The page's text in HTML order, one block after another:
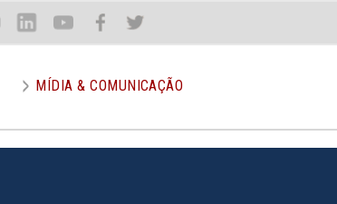
Lin You Face Twit
MÍDIA & COMUNICAÇÃO